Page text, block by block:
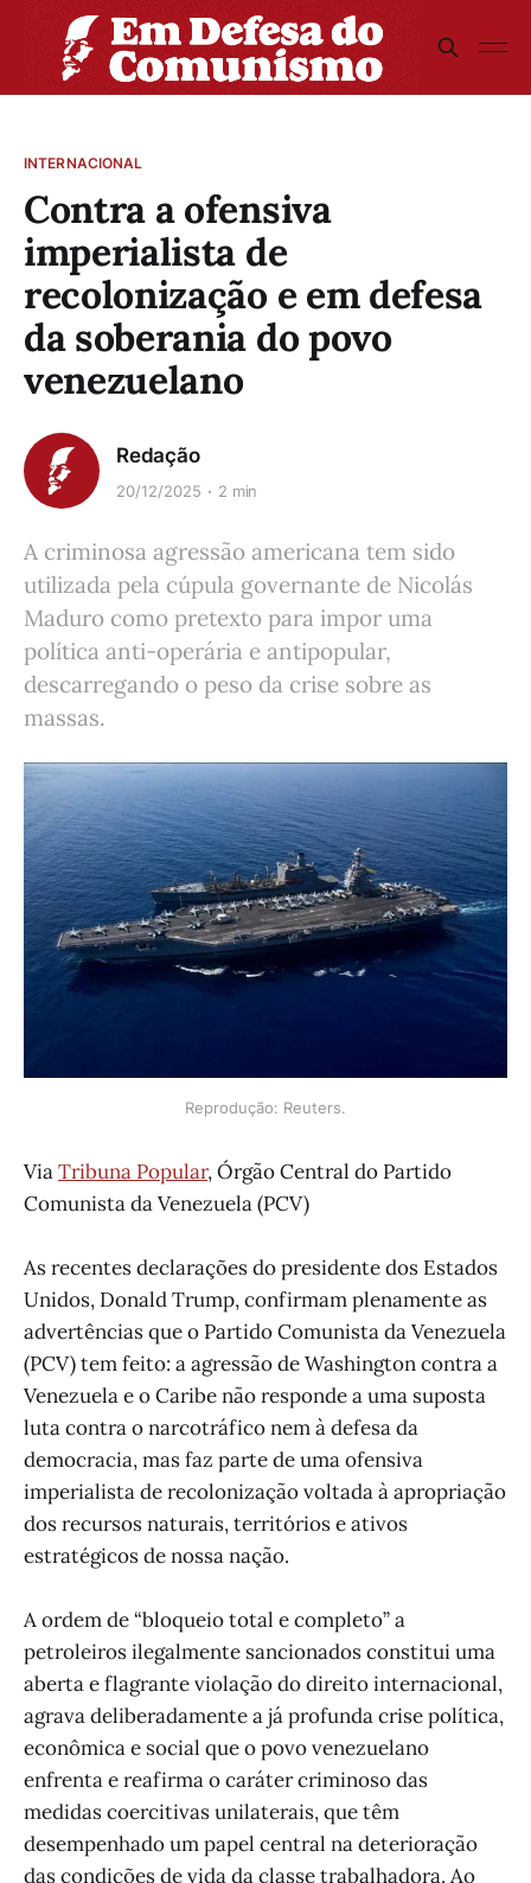
INTERNACIONAL
Contra a ofensiva
imperialista de
recolonização e em defesa
da soberania do povo
venezuelano
Redação
20/12/2025 2 min
A criminosa agressão americana tem sido
utilizada pela cúpula governante de Nicolás
Maduro como pretexto para impor uma
política anti-operária e antipopular,
descarregando o peso da crise sobre as
massas.
Reprodução: Reuters.
ViaTribuna Popular, Órgão Central do Partido
Comunista da Venezuela (PCV)
As recentes declarações do presidente dos Estados
Unidos, Donald Trump, confirmam plenamente as
advertências que o Partido Comunista da Venezuela
(PCV) tem feito: a agressão de Washington contra a
Venezuela e o Caribe não responde a uma suposta
luta contra o narcotráfico nem à defesa da
democracia, mas faz parte de uma ofensiva
imperialista de recolonização voltada à apropriação
dos recursos naturais, territórios e ativos
estratégicos de nossa nação.
A ordem de “bloqueio total e completo” a
petroleiros ilegalmente sancionados constitui uma
aberta e flagrante violação do direito internacional,
agrava deliberadamente a já profunda crise política,
econômica e social que o povo venezuelano
enfrenta e reafirma o caráter criminoso das
medidas coercitivas unilaterais, que têm
desempenhado um papel central na deterioração
das condições de vida da classe trabalhadora. Ao